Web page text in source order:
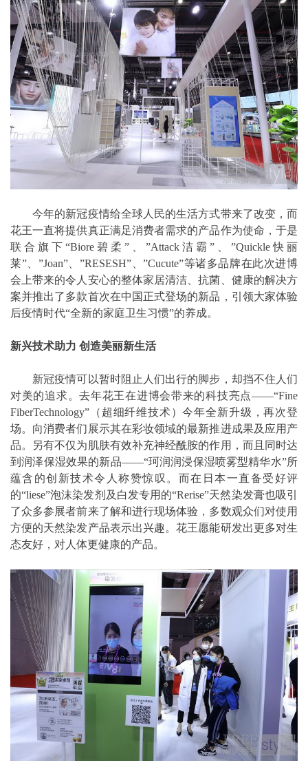
今年的新冠疫情给全球人民的生活方式带来了改变，而
花王一直将提供真正满足消费者需求的产品作为使命，于是
联合旗下“Biore碧柔”、”Attack洁霸”、”Quickle快丽
莱”、”Joan”、”RESESH”、”Cucute”等诸多品牌在此次进博
会上带来的令人安心的整体家居清洁、抗菌、健康的解决方
案并推出了多款首次在中国正式登场的新品，引领大家体验
后疫情时代“全新的家庭卫生习惯”的养成。
新兴技术助力 创造美丽新生活
新冠疫情可以暂时阻止人们出行的脚步，却挡不住人们
对美的追求。去年花王在进博会带来的科技亮点——“Fine
FiberTechnology”（超细纤维技术）今年全新升级，再次登
场。向消费者们展示其在彩妆领域的最新推进成果及应用产
品。另有不仅为肌肤有效补充神经酰胺的作用，而且同时达
到润泽保湿效果的新品——“珂润润浸保湿喷雾型精华水”所
蕴含的创新技术令人称赞惊叹。而在日本一直备受好评
的“liese”泡沫染发剂及白发专用的“Rerise”天然染发膏也吸引
了众多参展者前来了解和进行现场体验，多数观众们对使用
方便的天然染发产品表示出兴趣。花王愿能研发出更多对生
态友好，对人体更健康的产品。